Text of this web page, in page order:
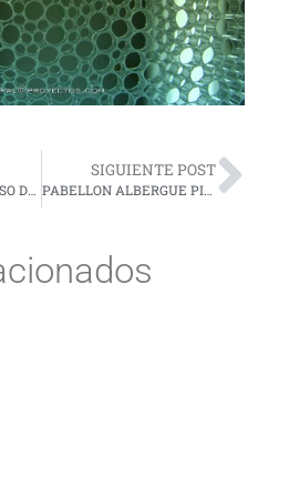
CENTRO HISPANOLUSO DE INVESTIGACIONES AGRARIAS (CIALE) .E.A. Vicente-Nuñez
SIGUIENTE POST
PABELLON ALBERGUE PILAR DE LA HORADADA- EST.MARTINEZ & PHINEY ARQ.